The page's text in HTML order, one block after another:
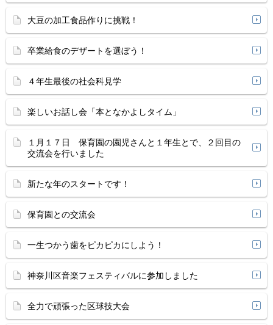
大豆の加工食品作りに挑戦！
卒業給食のデザートを選ぼう！
４年生最後の社会科見学
楽しいお話し会「本となかよしタイム」
１月１７日 保育園の園児さんと１年生とで、２回目の
交流会を行いました
新たな年のスタートです！
保育園との交流会
一生つかう歯をピカピカにしよう！
神奈川区音楽フェスティバルに参加しました
全力で頑張った区球技大会